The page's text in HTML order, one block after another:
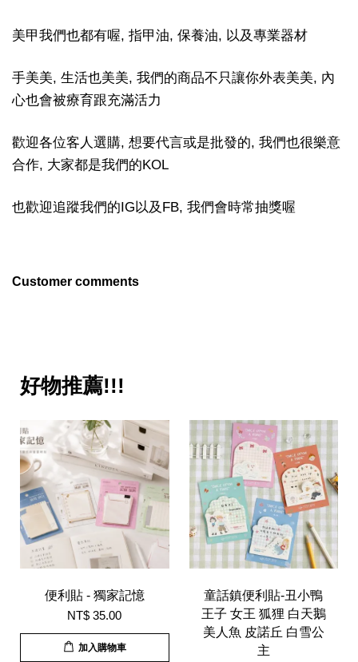
美甲我們也都有喔, 指甲油, 保養油, 以及專業器材
手美美, 生活也美美, 我們的商品不只讓你外表美美, 內
心也會被療育跟充滿活力
歡迎各位客人選購, 想要代言或是批發的, 我們也很樂意
合作, 大家都是我們的KOL
也歡迎追蹤我們的IG以及FB, 我們會時常抽獎喔
Customer comments
好物推薦!!!
便利貼 - 獨家記憶
NT$ 35.00
加入購物車
童話鎮便利貼-丑小鴨
王子 女王 狐狸 白天鵝
美人魚 皮諾丘 白雪公
主